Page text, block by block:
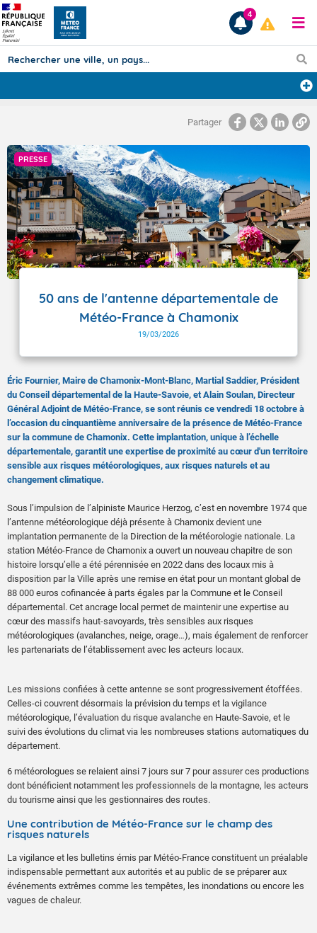
Prévisions
TOUS LES RÉSULTATS
Articles
4
Partager
PRESSE
50 ans de l'antenne départementale de
Météo-France à Chamonix
19/03/2026
Éric Fournier, Maire de Chamonix-Mont-Blanc, Martial Saddier, Président
du Conseil départemental de la Haute-Savoie, et Alain Soulan, Directeur
Général Adjoint de Météo-France, se sont réunis ce vendredi 18 octobre à
l’occasion du cinquantième anniversaire de la présence de Météo-France
sur la commune de Chamonix. Cette implantation, unique à l’échelle
départementale, garantit une expertise de proximité au cœur d'un territoire
sensible aux risques météorologiques, aux risques naturels et au
changement climatique.
Sous l’impulsion de l’alpiniste Maurice Herzog, c’est en novembre 1974 que
l’antenne météorologique déjà présente à Chamonix devient une
implantation permanente de la Direction de la météorologie nationale. La
station Météo-France de Chamonix a ouvert un nouveau chapitre de son
histoire lorsqu’elle a été pérennisée en 2022 dans des locaux mis à
disposition par la Ville après une remise en état pour un montant global de
88 000 euros cofinancée à parts égales par la Commune et le Conseil
départemental. Cet ancrage local permet de maintenir une expertise au
cœur des massifs haut-savoyards, très sensibles aux risques
météorologiques (avalanches, neige, orage…), mais également de renforcer
les partenariats de l’établissement avec les acteurs locaux.
Les missions confiées à cette antenne se sont progressivement étoffées.
Celles-ci couvrent désormais la prévision du temps et la vigilance
météorologique, l’évaluation du risque avalanche en Haute-Savoie, et le
suivi des évolutions du climat via les nombreuses stations automatiques du
département.
6 météorologues se relaient ainsi 7 jours sur 7 pour assurer ces productions
dont bénéficient notamment les professionnels de la montagne, les acteurs
du tourisme ainsi que les gestionnaires des routes.
Une contribution de Météo-France sur le champ des
risques naturels
La vigilance et les bulletins émis par Météo-France constituent un préalable
indispensable permettant aux autorités et au public de se préparer aux
événements extrêmes comme les tempêtes, les inondations ou encore les
vagues de chaleur.